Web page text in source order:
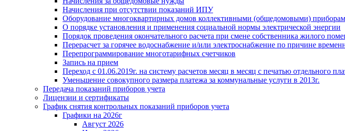
Начисления при отсутствии показаний ИПУ
Оборудование многоквартирных домов коллективными (общедомовыми)
О порядке установления и применения социальной нормы электрической энергии
Порядок проведения окончательного расчета при смене собственника жилого
Перерасчет за горячее водоснабжение и/или электроснабжение по причине
Перепрограммирование многотарифных счетчиков
Запись на прием
Переход с 01.06.2019г. на систему расчетов месяц в месяц с печатью отдельного
Уменьшение совокупного размера платежа за коммунальные услуги в 2013г.
Передача показаний приборов учета
Лицензии и сертификаты
График снятия контрольных показаний приборов учета
Графики на 2026г
Август 2026